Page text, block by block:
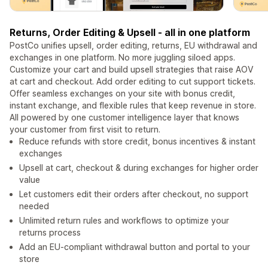
Returns, Order Editing & Upsell - all in one platform
PostCo unifies upsell, order editing, returns, EU withdrawal and
exchanges in one platform. No more juggling siloed apps.
Customize your cart and build upsell strategies that raise AOV
at cart and checkout. Add order editing to cut support tickets.
Offer seamless exchanges on your site with bonus credit,
instant exchange, and flexible rules that keep revenue in store.
All powered by one customer intelligence layer that knows
your customer from first visit to return.
Reduce refunds with store credit, bonus incentives & instant
exchanges
Upsell at cart, checkout & during exchanges for higher order
value
Let customers edit their orders after checkout, no support
needed
Unlimited return rules and workflows to optimize your
returns process
Add an EU-compliant withdrawal button and portal to your
store